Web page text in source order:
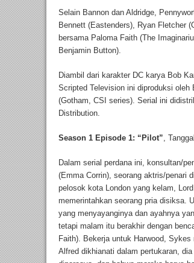
Selain Bannon dan Aldridge,
Bennett (Eastenders), Ryan Fletcher
bersama Paloma Faith (The
Benjamin Button).
Diambil dari karakter DC karya Bob
Scripted Television ini diproduksi oleh
(Gotham, CSI series). Serial ini
Distribution.
Season 1 Episode 1: “Pilot” ,
Dalam serial perdana ini, konsultan/
(Emma Corrin), seorang aktris/penari
pelosok kota London yang kelam,
memerintahkan seorang pria disiksa.
yang menyayanginya dan ayahnya
tetapi malam itu berakhir dengan
Faith). Bekerja untuk Harwood,
Alfred dikhianati dalam pertukaran,